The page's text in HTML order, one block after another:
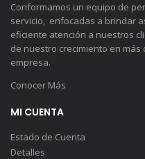
Conformamos un equipo de
servicio, enfocadas a brindar
eficiente atención a nuestros
de nuestro crecimiento en más
empresa.
Conocer Más
MI CUENTA
Estado de Cuenta
Detalles